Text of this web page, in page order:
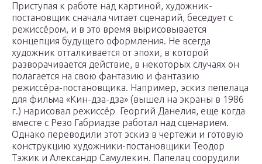
Приступая к работе над картиной, художник-
постановщик сначала читает сценарий, беседует с
режиссёром, и в это время вырисовывается
концепция будущего оформления. Не всегда
художник отталкивается от эпохи, в которой
разворачивается действие, в некоторых случаях он
полагается на свою фантазию и фантазию
режиссёра-постановщика. Например, эскиз пепелаца
для фильма «Кин-дза-дза» (вышел на экраны в 1986
г.) нарисовал режиссёр Георгий Данелия, еще когда
вместе с Резо Габриадзе работал над сценарием.
Однако переводили этот эскиз в чертежи и готовую
конструкцию художники-постановщики Теодор
Тэжик и Александр Самулекин. Папелац соорудили